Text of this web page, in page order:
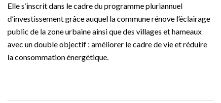
Elle s’inscrit dans le cadre du programme pluriannuel
d’investissement grâce auquel la commune rénove l’éclairage
public de la zone urbaine ainsi que des villages et hameaux
avec un double objectif : améliorer le cadre de vie et réduire
la consommation énergétique.